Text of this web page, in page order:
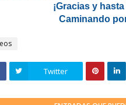
¡Gracias y
Caminando
Twitter